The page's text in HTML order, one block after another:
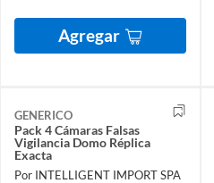
Agregar
GENERICO
Pack 4 Cámaras Falsas
Vigilancia Domo Réplica
Exacta
Por INTELLIGENT IMPORT SPA